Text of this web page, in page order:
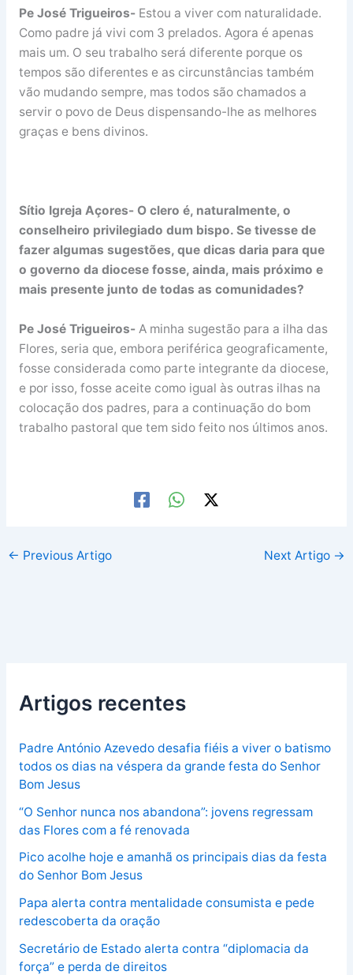
Pe José Trigueiros-Estou a viver com naturalidade.
Como padre já vivi com 3 prelados. Agora é apenas
mais um. O seu trabalho será diferente porque os
tempos são diferentes e as circunstâncias também
vão mudando sempre, mas todos são chamados a
servir o povo de Deus dispensando-lhe as melhores
graças e bens divinos.
Sítio Igreja Açores- O clero é, naturalmente, o
conselheiro privilegiado dum bispo. Se tivesse de
fazer algumas sugestões, que dicas daria para que
o governo da diocese fosse, ainda, mais próximo e
mais presente junto de todas as comunidades?
Pe José Trigueiros-A minha sugestão para a ilha das
Flores, seria que, embora periférica geograficamente,
fosse considerada como parte integrante da diocese,
e por isso, fosse aceite como igual às outras ilhas na
colocação dos padres, para a continuação do bom
trabalho pastoral que tem sido feito nos últimos anos.
← Previous Artigo Next Artigo →
Artigos recentes
Padre António Azevedo desafia fiéis a viver o batismo
todos os dias na véspera da grande festa do Senhor
Bom Jesus
“O Senhor nunca nos abandona”: jovens regressam
das Flores com a fé renovada
Pico acolhe hoje e amanhã os principais dias da festa
do Senhor Bom Jesus
Papa alerta contra mentalidade consumista e pede
redescoberta da oração
Secretário de Estado alerta contra “diplomacia da
força” e perda de direitos